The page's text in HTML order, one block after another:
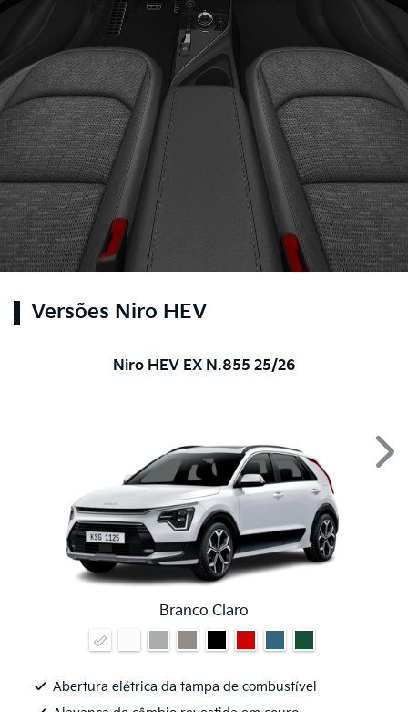
Versões Niro HEV
Niro HEV EX N.855 25/26
Branco Claro
Abertura elétrica da tampa de combustível